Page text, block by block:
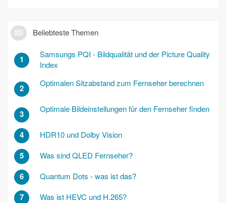
Beliebteste Themen
1
Samsungs PQI - Bildqualität und der Picture Quality
Index
2 Optimalen Sitzabstand zum Fernseher berechnen
3 Optimale Bildeinstellungen für den Fernseher finden
4 HDR10 und Dolby Vision
5 Was sind QLED Fernseher?
6 Quantum Dots - was ist das?
7 Was ist HEVC und H.265?